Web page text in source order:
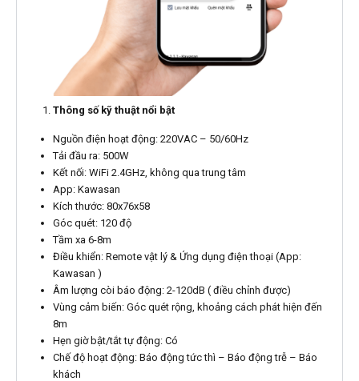
Thông số kỹ thuật nổi bật
Nguồn điện hoạt động: 220VAC – 50/60Hz
Tải đầu ra: 500W
Kết nối: WiFi 2.4GHz, không qua trung tâm
App: Kawasan
Kích thước: 80x76x58
Góc quét: 120 độ
Tầm xa 6-8m
Điều khiển: Remote vật lý & Ứng dụng điện thoại (App:
Kawasan )
Âm lượng còi báo động: 2-120dB ( điều chỉnh được)
Vùng cảm biến: Góc quét rộng, khoảng cách phát hiện đến
8m
Hẹn giờ bật/tắt tự động: Có
Chế độ hoạt động: Báo động tức thì – Báo động trễ – Báo
khách